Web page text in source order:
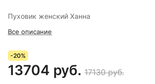
Пуховик женский Ханна
Все описание
-20%
13704 руб. 17130 руб.